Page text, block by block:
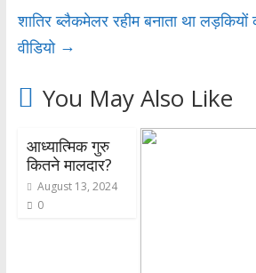
p
p
शातिर ब्लैकमेलर रहीम बनाता था
वीडियो →
You May Also Like
आध्यात्मिक गुरु
कितने मालदार?
August 13, 2024
0